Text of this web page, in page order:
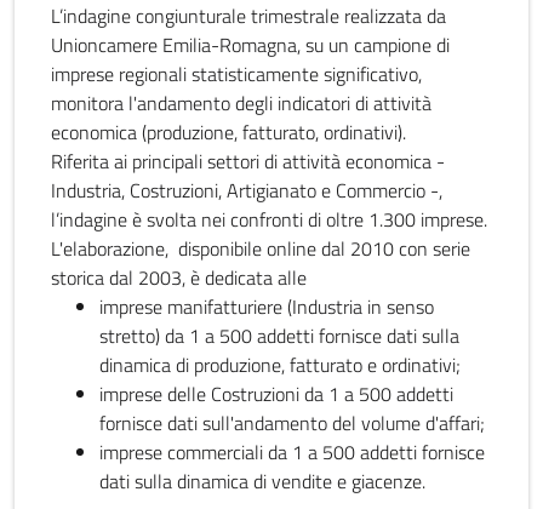
L’indagine congiunturale trimestrale realizzata da
Unioncamere Emilia-Romagna, su un campione di
imprese regionali statisticamente significativo,
monitora l'andamento degli indicatori di attività
economica (produzione, fatturato, ordinativi).
Riferita ai principali settori di attività economica -
Industria, Costruzioni, Artigianato e Commercio -,
l’indagine è svolta nei confronti di oltre 1.300 imprese.
L'elaborazione, disponibile online dal 2010 con serie
storica dal 2003, è dedicata alle
imprese manifatturiere (Industria in senso
stretto) da 1 a 500 addetti fornisce dati sulla
dinamica di produzione, fatturato e ordinativi;
imprese delle Costruzioni da 1 a 500 addetti
fornisce dati sull'andamento del volume d'affari;
imprese commerciali da 1 a 500 addetti fornisce
dati sulla dinamica di vendite e giacenze.